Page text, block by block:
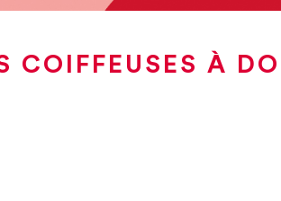
COIFFEUSES À